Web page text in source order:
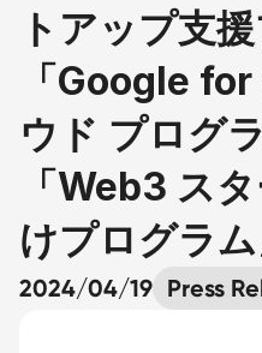
トアップ支
「Google
ウド プログ
「Web3 ス
けプログラ
2024/04/19 Press